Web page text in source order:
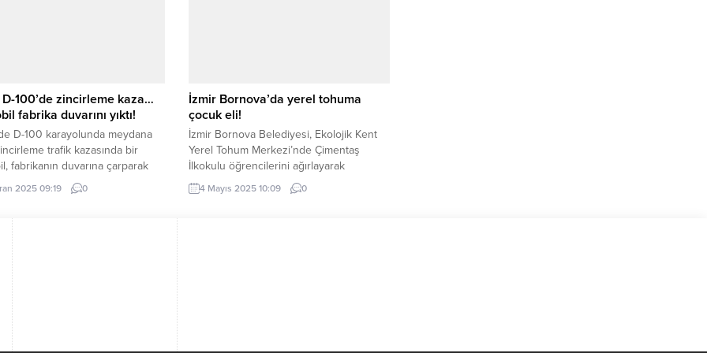
100’de zincirleme kaza…
fabrika duvarını yıktı!
D-100 karayolunda meydana
trafik kazasında bir
fabrikanın duvarına çarparak
yaralanan olmazken, araçlar
hasar gördü. Sefer DEMİR /
zincirleme trafik
meydana geldi. 81 AFS plakalı hafif
sürücüsünün direksiyon
kaybetmesiyle başlayan
2025 09:19 0
İzmir Bornova’da yerel tohuma
çocuk eli!
İzmir Bornova Belediyesi, Ekolojik Kent
Yerel Tohum Merkezi’nde Çimentaş
İlkokulu öğrencilerini ağırlayarak
çocuklara yerel tohumların önemini
anlattı ve çilek fidesi dikme etkinliği
4 Mayıs 2025 10:09 0